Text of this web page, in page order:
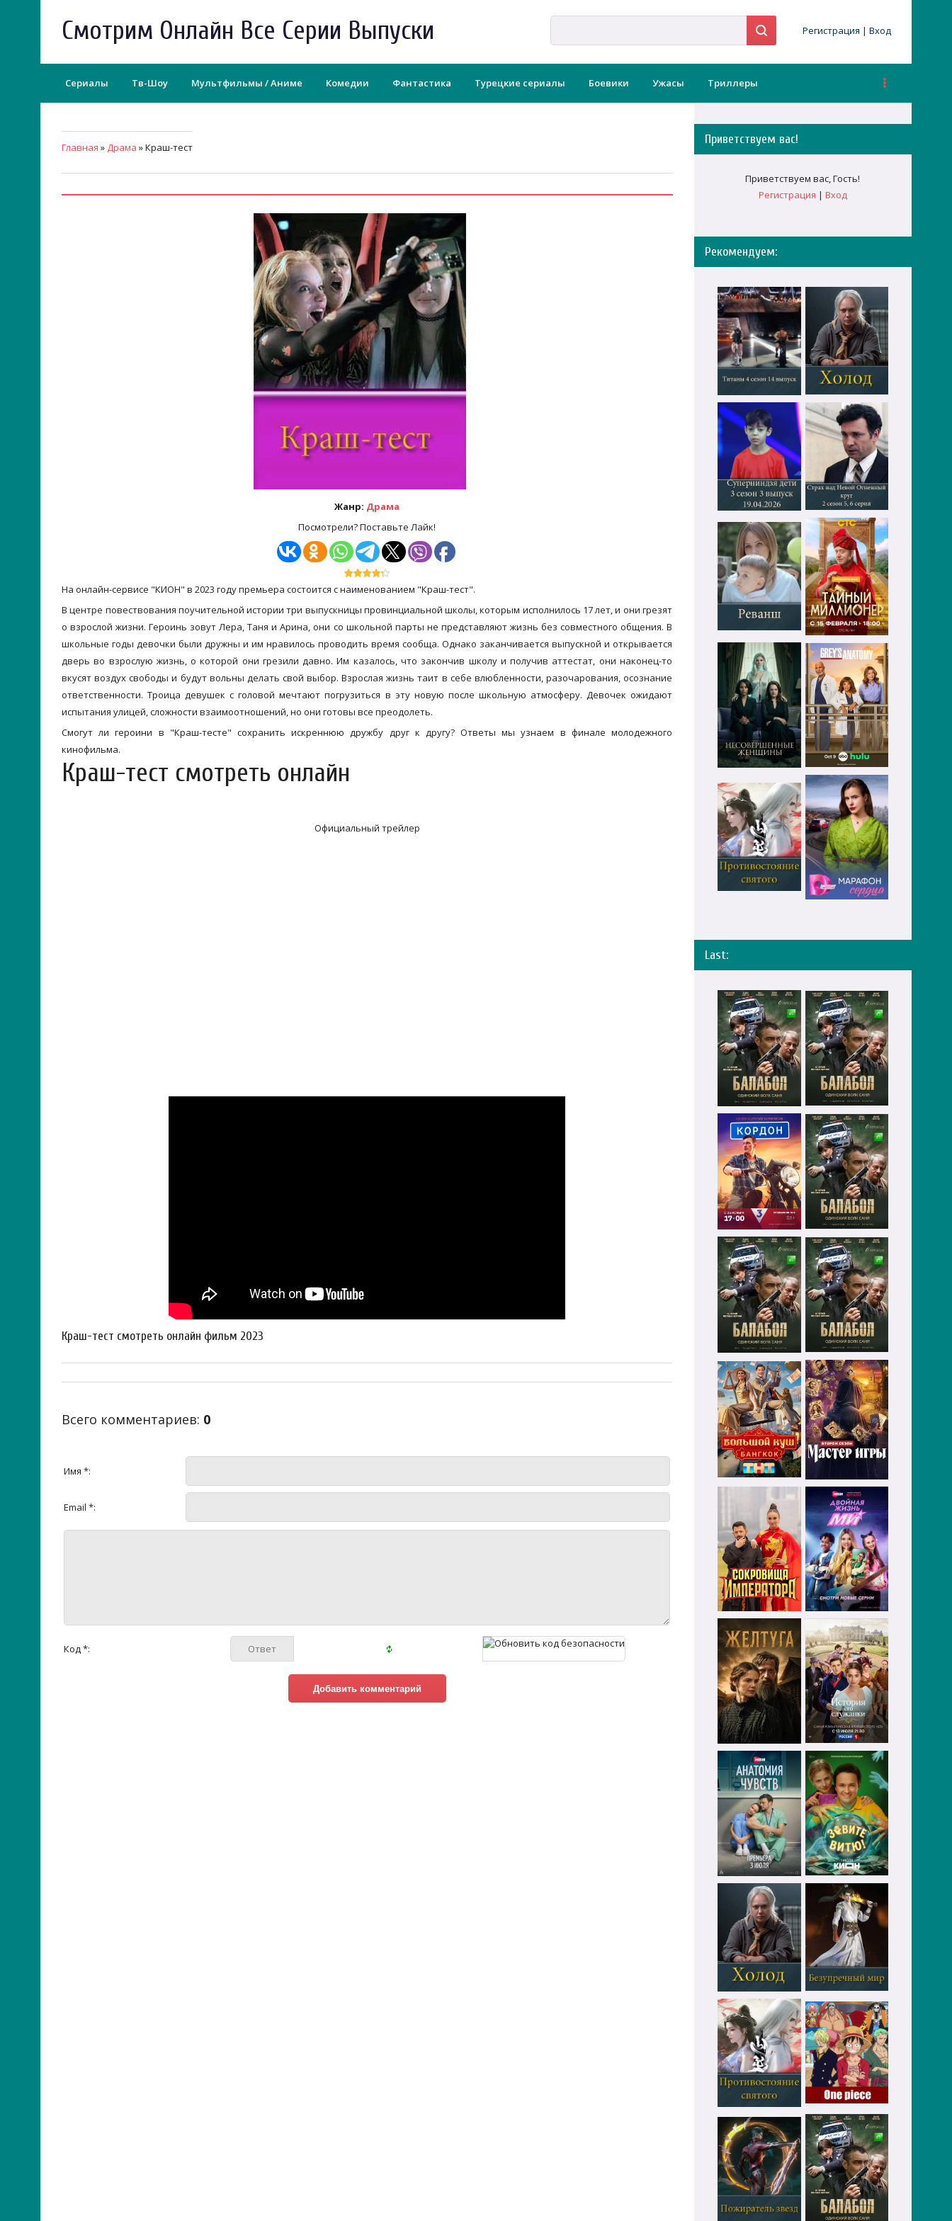
Смотрим Онлайн Все Серии Выпуски Регистрация | Вход
Сериалы Тв-Шоу Мультфильмы / Аниме Комедии Фантастика Турецкие сериалы Боевики Ужасы Триллеры
Главная » Драма » Краш-тест
Жанр: Драма
Посмотрели? Поставьте Лайк!
На онлайн-сервисе "КИОН" в 2023 году премьера состоится с наименованием "Краш-тест".
В центре повествования поучительной истории три выпускницы провинциальной школы, которым исполнилось 17 лет, и они грезят
о взрослой жизни. Героинь зовут Лера, Таня и Арина, они со школьной парты не представляют жизнь без совместного общения. В
школьные годы девочки были дружны и им нравилось проводить время сообща. Однако заканчивается выпускной и открывается
дверь во взрослую жизнь, о которой они грезили давно. Им казалось, что закончив школу и получив аттестат, они наконец-то
вкусят воздух свободы и будут вольны делать свой выбор. Взрослая жизнь таит в себе влюбленности, разочарования, осознание
ответственности. Троица девушек с головой мечтают погрузиться в эту новую после школьную атмосферу. Девочек ожидают
испытания улицей, сложности взаимоотношений, но они готовы все преодолеть.
Смогут ли героини в "Краш-тесте" сохранить искреннюю дружбу друг к другу? Ответы мы узнаем в финале молодежного
кинофильма.
Краш-тест смотреть онлайн
Официальный трейлер
Краш-тест смотреть онлайн фильм 2023
Всего комментариев: 0
Имя *:
Email *:
Код *:
Приветствуем вас!
Приветствуем вас,Гость!
Регистрация | Вход
Рекомендуем:
Last: